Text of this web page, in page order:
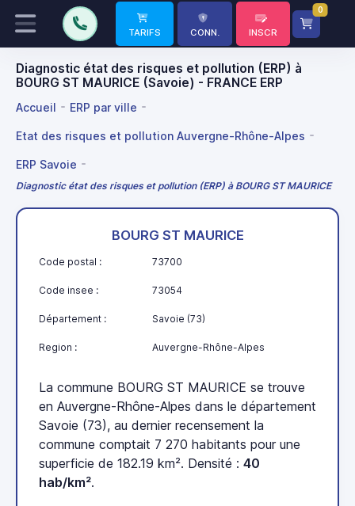
TARIFS CONN. INSCR
0
Diagnostic état des risques et pollution (ERP) à
BOURG ST MAURICE (Savoie) - FRANCE ERP
Accueil ERP par ville
Etat des risques et pollution Auvergne-Rhône-Alpes
ERP Savoie
Diagnostic état des risques et pollution (ERP) à BOURG ST MAURICE
BOURG ST MAURICE
Code postal : 73700
Code insee : 73054
Département : Savoie (73)
Region : Auvergne-Rhône-Alpes
La commune BOURG ST MAURICE se trouve
en Auvergne-Rhône-Alpes dans le département
Savoie (73), au dernier recensement la
commune comptait 7 270 habitants pour une
superficie de 182.19 km². Densité : 40
hab/km².